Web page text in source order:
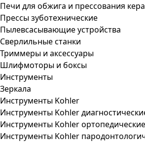
Печи для обжига и прессования
Прессы зуботехнические
Пылевсасывающие устройства
Сверлильные станки
Триммеры и аксессуары
Шлифмоторы и боксы
Инструменты
Зеркала
Инструменты Kohler
Инструменты Kohler
Инструменты Kohler ортопедические
Инструменты Kohler